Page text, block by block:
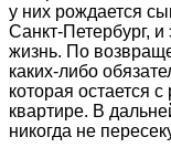
у них рождается
Санкт-Петербург,
жизнь. По
каких-либо
которая остается
квартире. В
никогда не